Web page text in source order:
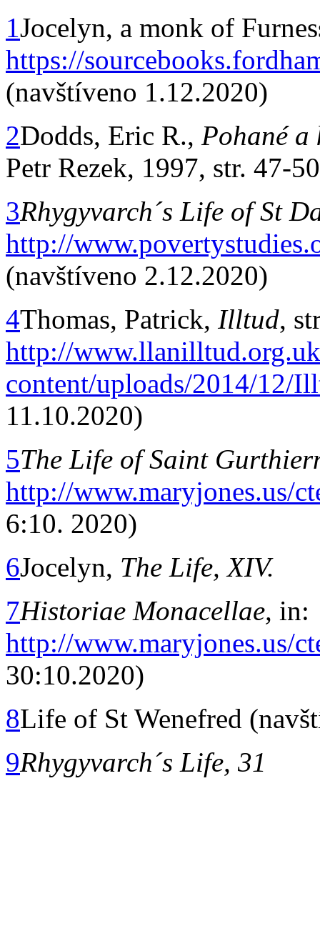
1Jocelyn, a monk of
https://
(navštíveno 1.12.2020)
2Dodds, Eric R., Pohané a
Petr Rezek, 1997, str. 47-
3Rhygyvarch´s Life of St
http://
(navštíveno 2.12.2020)
4Thomas, Patrick, Illtud,
http://
content/uploads/2014/12/
11.10.2020)
5The Life of Saint
http://www.maryjones.us/
6:10. 2020)
6Jocelyn, The Life, XIV.
7Historiae Monacellae, in:
http://www.maryjones.us/
30:10.2020)
8Life of St Wenefred
9Rhygyvarch´s Life, 31